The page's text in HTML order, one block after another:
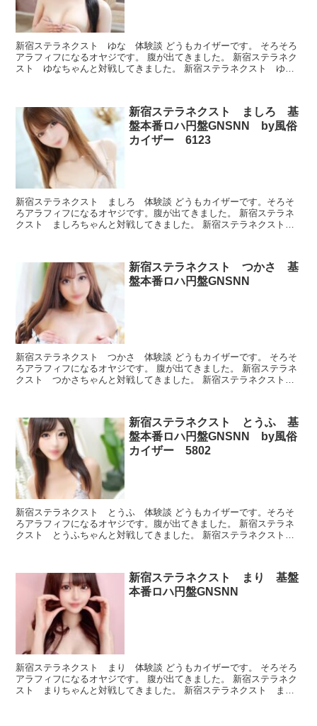
新宿ステラネクスト ゆな 体験談 どうもカイザーです。 そろそろ
アラフィフになるオヤジです。 腹が出てきました。 新宿ステラネク
スト ゆなちゃんと対戦してきました。 新宿ステラネクスト ゆ
新宿ステラネクスト ましろ 基
盤本番ロハ円盤GNSNN by風俗
カイザー 6123
新宿ステラネクスト ましろ 体験談 どうもカイザーです。そろそ
ろアラフィフになるオヤジです。腹が出てきました。 新宿ステラネ
クスト ましろちゃんと対戦してきました。 新宿ステラネクスト
新宿ステラネクスト つかさ 基
盤本番ロハ円盤GNSNN
新宿ステラネクスト つかさ 体験談 どうもカイザーです。 そろそ
ろアラフィフになるオヤジです。 腹が出てきました。 新宿ステラネ
クスト つかさちゃんと対戦してきました。 新宿ステラネクスト
新宿ステラネクスト とうふ 基
盤本番ロハ円盤GNSNN by風俗
カイザー 5802
新宿ステラネクスト とうふ 体験談 どうもカイザーです。そろそ
ろアラフィフになるオヤジです。腹が出てきました。 新宿ステラネ
クスト とうふちゃんと対戦してきました。 新宿ステラネクスト
新宿ステラネクスト まり 基盤
本番ロハ円盤GNSNN
新宿ステラネクスト まり 体験談 どうもカイザーです。 そろそろ
アラフィフになるオヤジです。 腹が出てきました。 新宿ステラネク
スト まりちゃんと対戦してきました。 新宿ステラネクスト ま